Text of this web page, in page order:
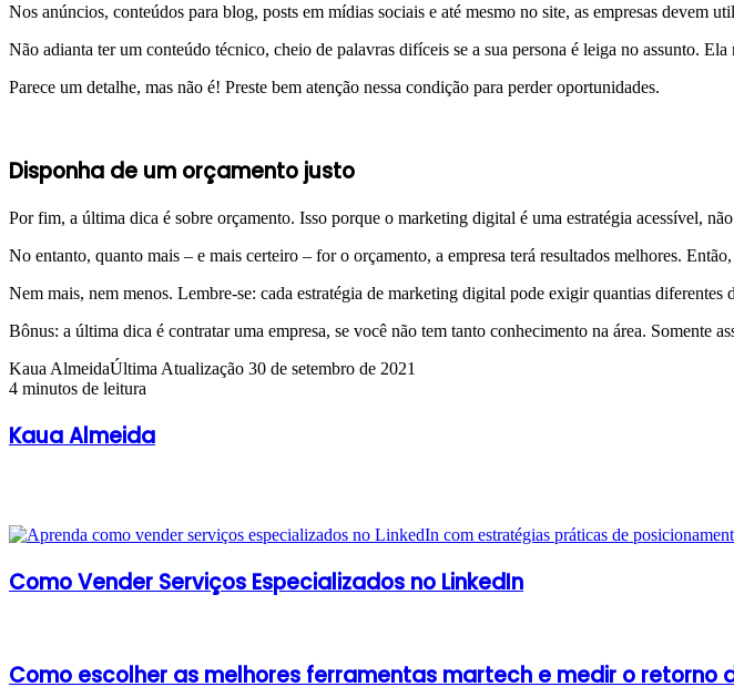
Nos anúncios, conteúdos para blog, posts em mídias sociais e até mesmo no site, as empresas devem
Não adianta ter um conteúdo técnico, cheio de palavras difíceis se a sua persona é leiga no assunto.
Parece um detalhe, mas não é! Preste bem atenção nessa condição para perder oportunidades.
Disponha de um orçamento justo
Por fim, a última dica é sobre orçamento. Isso porque o marketing digital é uma estratégia acessível,
No entanto, quanto mais – e mais certeiro – for o orçamento, a empresa terá resultados melhores.
Nem mais, nem menos. Lembre-se: cada estratégia de marketing digital pode exigir quantias
Bônus: a última dica é contratar uma empresa, se você não tem tanto conhecimento na área. Somente
Kaua AlmeidaÚltima Atualização 30 de setembro de 2021
4 minutos de leitura
Kaua Almeida
Como Vender Serviços Especializados no LinkedIn
Como escolher as melhores ferramentas martech e medir o retorno